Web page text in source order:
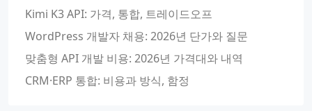
Kimi K3 API: 가격, 통합, 트레이드오프
WordPress 개발자 채용: 2026년 단가와 질문
맞춤형 API 개발 비용: 2026년 가격대와 내역
CRM·ERP 통합: 비용과 방식, 함정